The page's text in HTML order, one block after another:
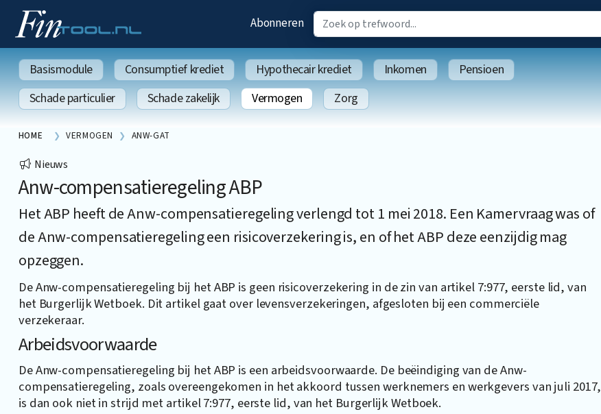
Abonneren
Basismodule Consumptief krediet Hypothecair krediet Inkomen
Pensioen
Schade particulier
Schade zakelijk Vermogen Zorg
HOME VERMOGEN ANW-GAT
Nieuws
Anw-compensatieregeling ABP
Het ABP heeft de Anw-compensatieregeling verlengd tot 1 mei 2018. Een Kamervraag was of
de Anw-compensatieregeling een risicoverzekering is, en of het ABP deze eenzijdig mag
opzeggen.
De Anw-compensatieregeling bij het ABP is geen risicoverzekering in de zin van artikel 7:977, eerste lid, van
het Burgerlijk Wetboek. Dit artikel gaat over levensverzekeringen, afgesloten bij een commerciële
verzekeraar.
Arbeidsvoorwaarde
De Anw-compensatieregeling bij het ABP is een arbeidsvoorwaarde. De beëindiging van de Anw-
compensatieregeling, zoals overeengekomen in het akkoord tussen werknemers en werkgevers van juli 2017,
is dan ook niet in strijd met artikel 7:977, eerste lid, van het Burgerlijk Wetboek.